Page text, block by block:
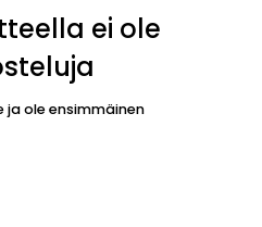
ei ole
ole ensimmäinen